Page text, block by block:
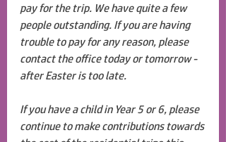
pay for the trip. We have quite a few
people outstanding. If you are having
trouble to pay for any reason, please
contact the office today or tomorrow -
after Easter is too late.
If you have a child in Year 5 or 6, please
continue to make contributions towards